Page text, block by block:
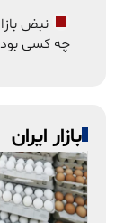
چه کسی
بازار ایران